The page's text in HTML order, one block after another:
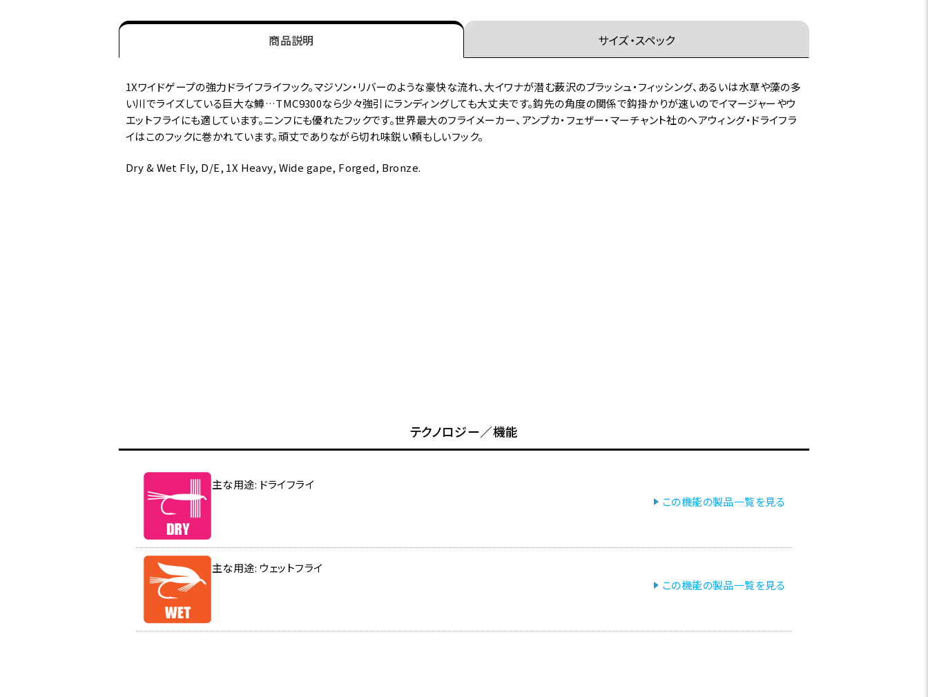
商品説明 サイズ・スペック
1Xワイドゲープの強力ドライフライフック。マジソン・リバーのような豪快な流れ、大イワナが潜む薮沢のブラッシュ・フィッシング、あるいは水草や藻の多
い川でライズしている巨大な鱒…TMC9300なら少々強引にランディングしても大丈夫です。鈎先の角度の関係で鈎掛かりが速いのでイマージャーやウ
エットフライにも適しています。ニンフにも優れたフックです。世界最大のフライメーカー、アンプカ・フェザー・マーチャント社のヘアウィング・ドライフラ
イはこのフックに巻かれています。頑丈でありながら切れ味鋭い頼もしいフック。
Dry & Wet Fly, D/E, 1X Heavy, Wide gape, Forged, Bronze.
テクノロジー／機能
主な用途: ドライフライ
この機能の製品一覧を見る
主な用途: ウェットフライ
この機能の製品一覧を見る